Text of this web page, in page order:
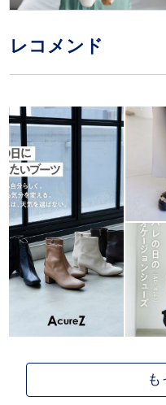
レコメンド